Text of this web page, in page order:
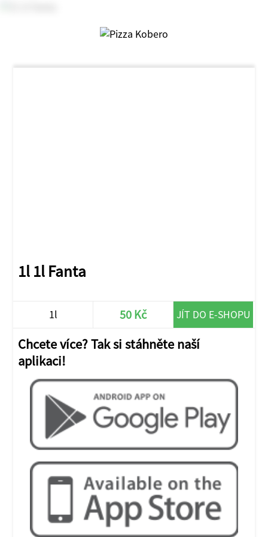
1l 1l Fanta
1l 50 Kč JÍT DO E-SHOPU
Chcete více? Tak si stáhněte naší
aplikaci!